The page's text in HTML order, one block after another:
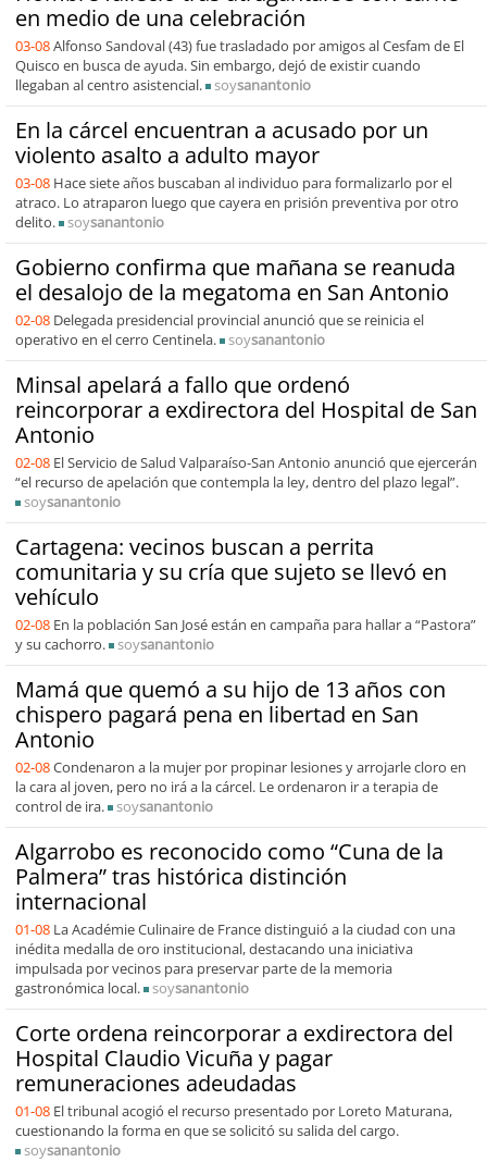
en medio de una celebración
03-08Alfonso Sandoval (43) fue trasladado por amigos al Cesfam de El
Quisco en busca de ayuda. Sin embargo, dejó de existir cuando
llegaban al centro asistencial.
soysanantonio
En la cárcel encuentran a acusado por un
violento asalto a adulto mayor
03-08 Hace siete años buscaban al individuo para formalizarlo por el
atraco. Lo atraparon luego que cayera en prisión preventiva por otro
delito.
soysanantonio
Gobierno confirma que mañana se reanuda
el desalojo de la megatoma en San Antonio
02-08 Delegada presidencial provincial anunció que se reinicia el
operativo en el cerro Centinela.
soysanantonio
Minsal apelará a fallo que ordenó
reincorporar a exdirectora del Hospital de San
Antonio
02-08 El Servicio de Salud Valparaíso-San Antonio anunció que ejercerán
“el recurso de apelación que contempla la ley, dentro del plazo legal”.
soysanantonio
Cartagena: vecinos buscan a perrita
comunitaria y su cría que sujeto se llevó en
vehículo
02-08 En la población San José están en campaña para hallar a “Pastora”
y su cachorro.
soysanantonio
Mamá que quemó a su hijo de 13 años con
chispero pagará pena en libertad en San
Antonio
02-08Condenaron a la mujer por propinar lesiones y arrojarle cloro en
la cara al joven, pero no irá a la cárcel. Le ordenaron ir a terapia de
control de ira.
soysanantonio
Algarrobo es reconocido como “Cuna de la
Palmera” tras histórica distinción
internacional
01-08 La Académie Culinaire de France distinguió a la ciudad con una
inédita medalla de oro institucional, destacando una iniciativa
impulsada por vecinos para preservar parte de la memoria
gastronómica local.
soysanantonio
Corte ordena reincorporar a exdirectora del
Hospital Claudio Vicuña y pagar
remuneraciones adeudadas
01-08 El tribunal acogió el recurso presentado por Loreto Maturana,
cuestionando la forma en que se solicitó su salida del cargo.
soysanantonio